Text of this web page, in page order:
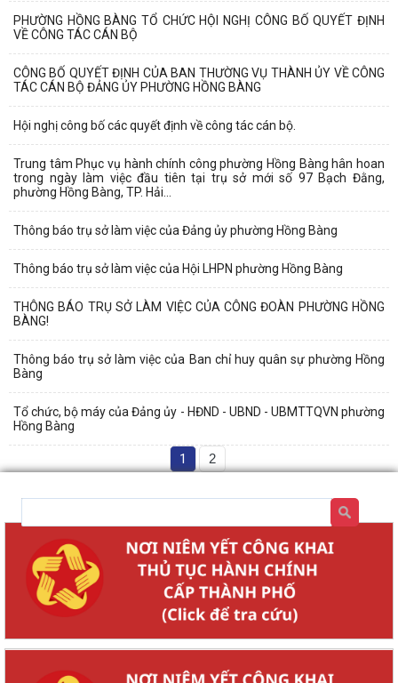
PHƯỜNG HỒNG BÀNG TỔ CHỨC HỘI NGHỊ CÔNG BỐ QUYẾT ĐỊNH
VỀ CÔNG TÁC CÁN BỘ
CÔNG BỐ QUYẾT ĐỊNH CỦA BAN THƯỜNG VỤ THÀNH ỦY VỀ CÔNG
TÁC CÁN BỘ ĐẢNG ỦY PHƯỜNG HỒNG BÀNG
Hội nghị công bố các quyết định về công tác cán bộ.
Trung tâm Phục vụ hành chính công phường Hồng Bàng hân hoan
trong ngày làm việc đầu tiên tại trụ sở mới số 97 Bạch Đằng,
phường Hồng Bàng, TP. Hải...
Thông báo trụ sở làm việc của Đảng ủy phường Hồng Bàng
Thông báo trụ sở làm việc của Hội LHPN phường Hồng Bàng
THÔNG BÁO TRỤ SỞ LÀM VIỆC CỦA CÔNG ĐOÀN PHƯỜNG HỒNG
BÀNG!
Thông báo trụ sở làm việc của Ban chỉ huy quân sự phường Hồng
Bàng
Tổ chức, bộ máy của Đảng ủy - HĐND - UBND - UBMTTQVN phường
Hồng Bàng
1 2